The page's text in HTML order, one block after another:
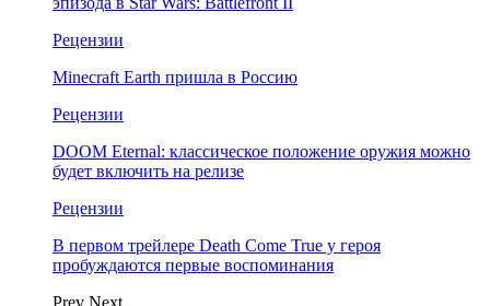
Рецензии
Minecraft Earth пришла в Россию
Рецензии
DOOM Eternal: классическое положение оружия можно
будет включить на релизе
Рецензии
В первом трейлере Death Come True у героя
пробуждаются первые воспоминания
Prev Next